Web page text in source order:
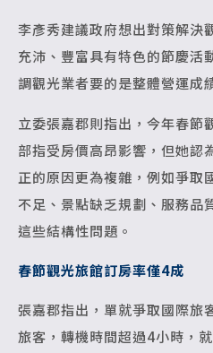
李彥秀建議政府想出對策解決
充沛、豐富具有特色的節慶活
調觀光業者要的是整體營運成
立委張嘉郡則指出，今年春節
部指受房價高昂影響，但她認
正的原因更為複雜，例如爭取
不足、景點缺乏規劃、服務品
這些結構性問題。
春節觀光旅館訂房率僅4成
張嘉郡指出，單就爭取國際旅
旅客，轉機時間超過4小時，